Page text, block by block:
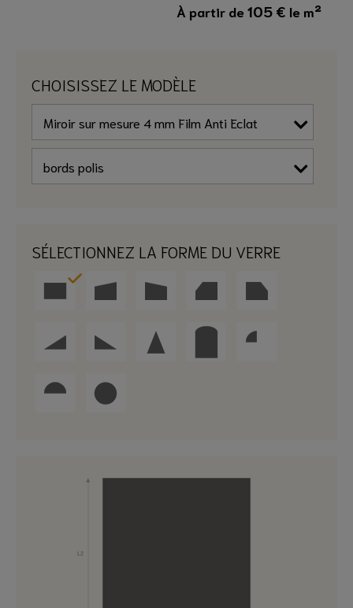
À partir de105 € le m²
CHOISISSEZ LE MODÈLE
SÉLECTIONNEZ LA FORME DU VERRE